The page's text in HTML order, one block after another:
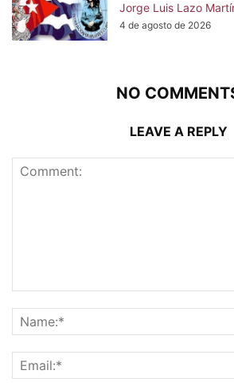
Jorge Luis Lazo
4 de agosto de 2026
NO
LEAVE A REPLY